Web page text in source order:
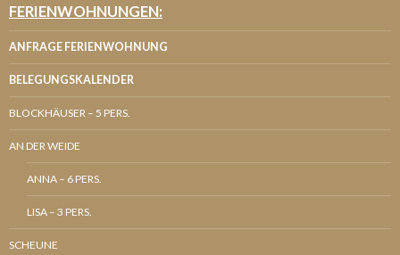
FERIENWOHNUNGEN:
ANFRAGE FERIENWOHNUNG
BELEGUNGSKALENDER
BLOCKHÄUSER – 5 PERS.
AN DER WEIDE
ANNA – 6 PERS.
LISA – 3 PERS.
SCHEUNE